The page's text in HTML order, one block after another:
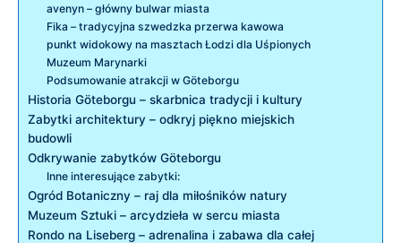
avenyn – główny bulwar miasta
Fika – tradycyjna szwedzka przerwa kawowa
punkt widokowy na masztach Łodzi dla Uśpionych
Muzeum Marynarki
Podsumowanie atrakcji w Göteborgu
Historia Göteborgu – skarbnica tradycji i kultury
Zabytki architektury – odkryj piękno miejskich
budowli
Odkrywanie zabytków Göteborgu
Inne interesujące zabytki:
Ogród Botaniczny – raj dla miłośników natury
Muzeum Sztuki – arcydzieła w sercu miasta
Rondo na Liseberg – adrenalina i zabawa dla całej